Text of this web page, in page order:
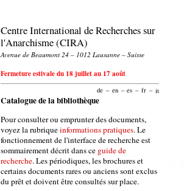
Centre International de Recherches sur
l'Anarchisme (CIRA)
Avenue de Beaumont 24 – 1012 Lausanne – Suisse
Fermeture estivale du 18 juillet au 17 août
de – en – es – fr – it
Catalogue de la bibliothèque
Pour consulter ou emprunter des documents,
voyez la rubriqueinformations pratiques. Le
fonctionnement de l'interface de recherche est
sommairement décrit dans ce guide de
recherche. Les périodiques, les brochures et
certains documents rares ou anciens sont exclus
du prêt et doivent être consultés sur place.